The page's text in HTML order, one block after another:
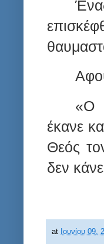
«Ο
έκανε
Θεός
δεν
at Ιουνίου 09,